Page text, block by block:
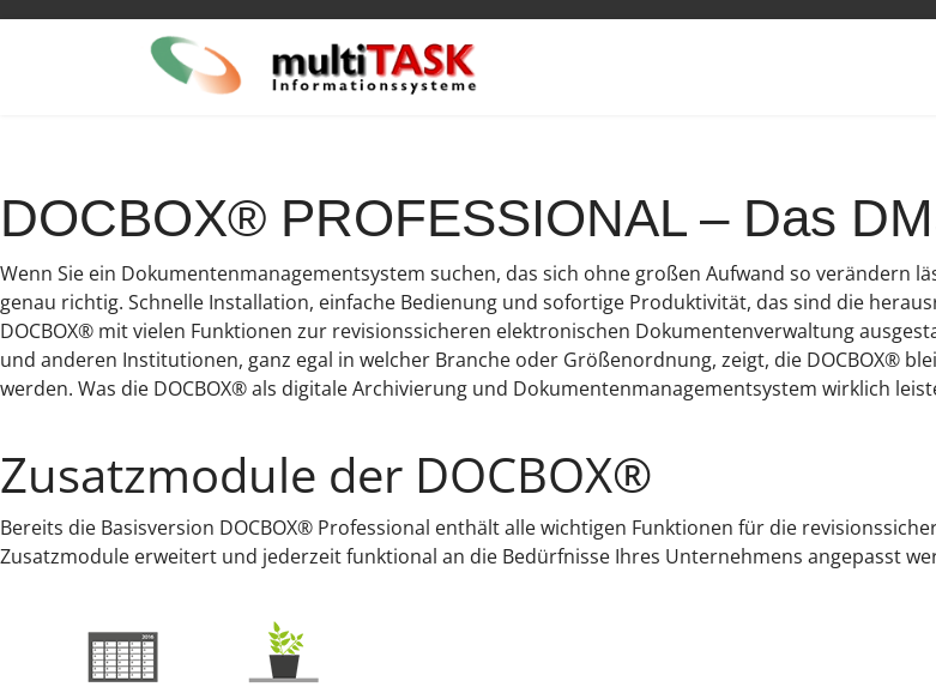
DOCBOX® PROFESSIONAL – Das
Wenn Sie ein Dokumentenmanagementsystem suchen, das sich ohne großen Aufwand so verändern
genau richtig. Schnelle Installation, einfache Bedienung und sofortige Produktivität, das sind die
DOCBOX® mit vielen Funktionen zur revisionssicheren elektronischen Dokumentenverwaltung
und anderen Institutionen, ganz egal in welcher Branche oder Größenordnung, zeigt, die DOCBOX®
werden. Was die DOCBOX® als digitale Archivierung und Dokumentenmanagementsystem wirklich
Zusatzmodule der DOCBOX®
Bereits die Basisversion DOCBOX® Professional enthält alle wichtigen Funktionen für die
Zusatzmodule erweitert und jederzeit funktional an die Bedürfnisse Ihres Unternehmens angepasst